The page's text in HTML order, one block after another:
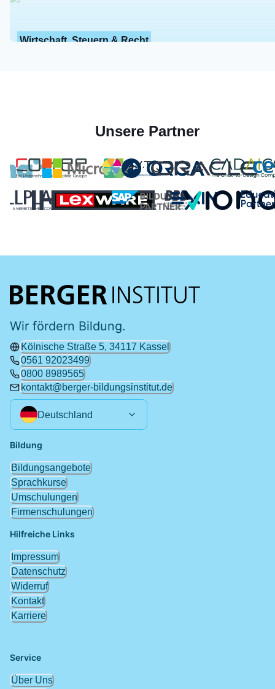
Wirtschaft, Steuern & Recht
Unsere Partner
Wir fördern Bildung.
Kölnische Straße 5, 34117 Kassel
0561 92023499
0800 8989565
kontakt@berger-bildungsinstitut.de
Deutschland
Hilfreiche Links
Impressum
Datenschutz
Widerruf
Kontakt
Karriere
Service
Über Uns
Bildung
Bildungsangebote
Sprachkurse
Umschulungen
Firmenschulungen